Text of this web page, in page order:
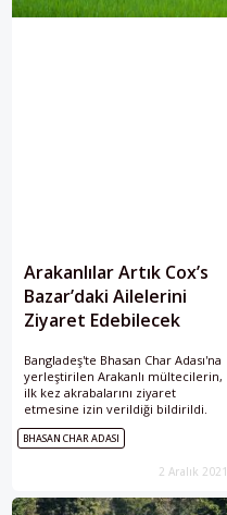
Arakanlılar Artık Cox’s
Bazar’daki Ailelerini
Ziyaret Edebilecek
Bangladeş'te Bhasan Char Adası'na
yerleştirilen Arakanlı mültecilerin,
ilk kez akrabalarını ziyaret
etmesine izin verildiği bildirildi.
BHASAN CHAR ADASI
2 Aralık 2021